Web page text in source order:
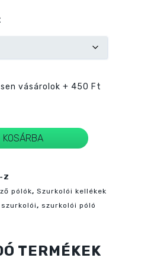
vásárolok + 450 Ft
KOSÁRBA
Z
pólók, Szurkolói kellékek
szurkolói, szurkolói póló
TERMÉKEK